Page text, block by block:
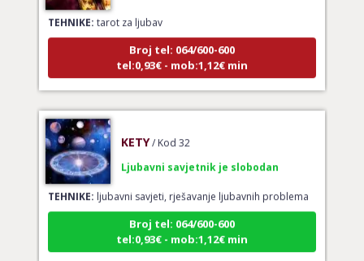
TEHNIKE:tarot za ljubav
Broj tel: 064/600-600
tel:0,93€ - mob:1,12€ min
TEHNIKE:ljubavni savjeti, rješavanje ljubavnih problema
Broj tel: 064/600-600
tel:0,93€ - mob:1,12€ min